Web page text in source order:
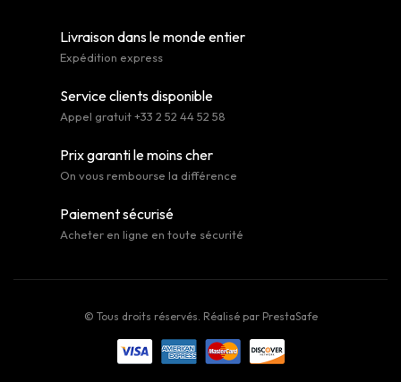
Livraison dans le monde entier
Expédition express
Service clients disponible
Appel gratuit +33 2 52 44 52 58
Prix garanti le moins cher
On vous rembourse la différence
Paiement sécurisé
Acheter en ligne en toute sécurité
© Tous droits réservés. Réalisé par PrestaSafe